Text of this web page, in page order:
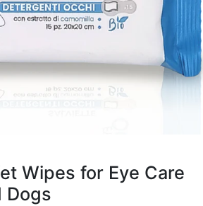
Wipes for Eye Care
Dogs